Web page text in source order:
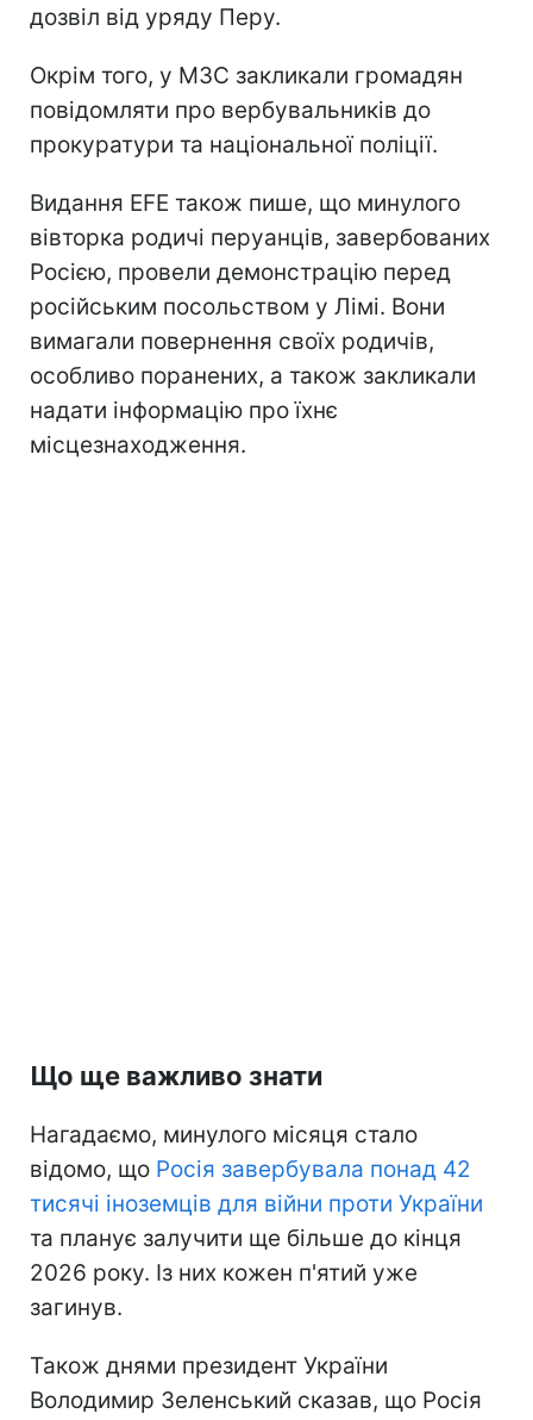
дозвіл від уряду Перу.
Окрім того, у МЗС закликали громадян
повідомляти про вербувальників до
прокуратури та національної поліції.
Видання EFE також пише, що минулого
вівторка родичі перуанців, завербованих
Росією, провели демонстрацію перед
російським посольством у Лімі. Вони
вимагали повернення своїх родичів,
особливо поранених, а також закликали
надати інформацію про їхнє
місцезнаходження.
Що ще важливо знати
Нагадаємо, минулого місяця стало
відомо, що Росія завербувала понад 42
тисячі іноземців для війни проти України
та планує залучити ще більше до кінця
2026 року. Із них кожен п'ятий уже
загинув.
Також днями президент України
Володимир Зеленський сказав, що Росія